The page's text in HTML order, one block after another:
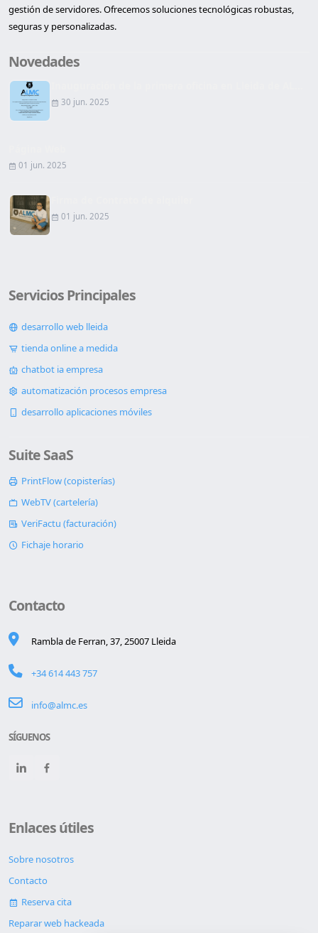
gestión de servidores. Ofrecemos soluciones tecnológicas robustas,
seguras y personalizadas.
Novedades
30 jun. 2025
01 jun. 2025
01 jun. 2025
Servicios Principales
desarrollo web lleida
tienda online a medida
chatbot ia empresa
automatización procesos empresa
desarrollo aplicaciones móviles
Suite SaaS
PrintFlow (copisterías)
WebTV (cartelería)
VeriFactu (facturación)
Fichaje horario
Contacto
Rambla de Ferran, 37, 25007 Lleida
+34 614 443 757
info@almc.es
SÍGUENOS
Enlaces útiles
Sobre nosotros
Contacto
Reserva cita
Reparar web hackeada